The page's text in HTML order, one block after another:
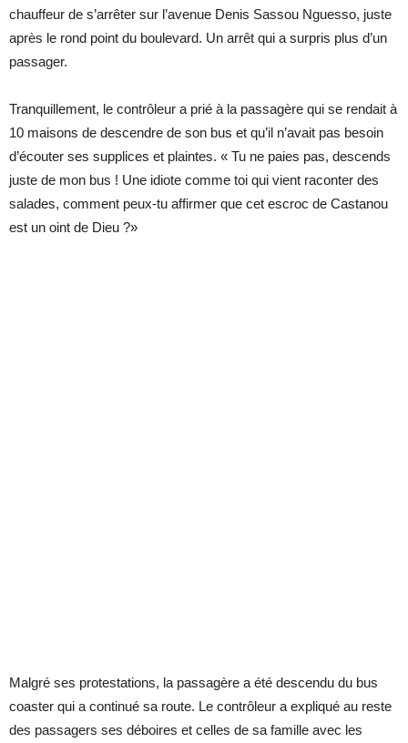
chauffeur de s’arrêter sur l’avenue Denis Sassou Nguesso, juste
après le rond point du boulevard. Un arrêt qui a surpris plus d’un
passager.
Tranquillement, le contrôleur a prié à la passagère qui se rendait à
10 maisons de descendre de son bus et qu’il n’avait pas besoin
d’écouter ses supplices et plaintes. « Tu ne paies pas, descends
juste de mon bus ! Une idiote comme toi qui vient raconter des
salades, comment peux-tu affirmer que cet escroc de Castanou
est un oint de Dieu ?»
Malgré ses protestations, la passagère a été descendu du bus
coaster qui a continué sa route. Le contrôleur a expliqué au reste
des passagers ses déboires et celles de sa famille avec les